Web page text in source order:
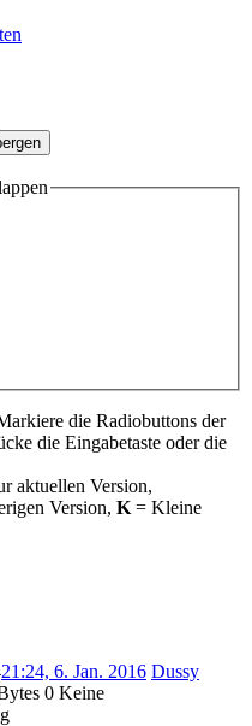
die Radiobuttons der
die Eingabetaste oder die
aktuellen Version,
Version, K= Kleine
21:24, 6. Jan. 2016 Dussy
0 Keine